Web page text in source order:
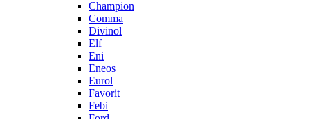
Champion
Comma
Divinol
Elf
Eni
Eneos
Eurol
Favorit
Febi